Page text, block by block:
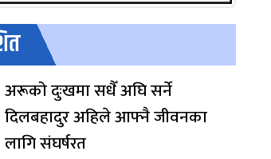
अरूको दुःखमा सधैँ अघि सर्ने
दिलबहादुर अहिले आफ्नै जीवनका
लागि संघर्षरत